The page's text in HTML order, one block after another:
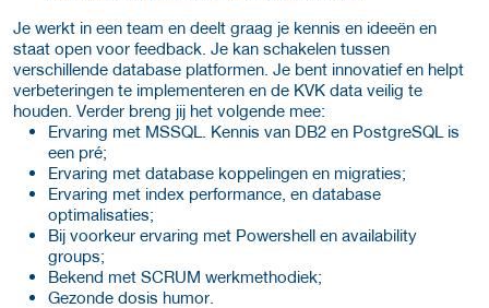
Je werkt in een team en deelt graag je kennis en ideeën en
staat open voor feedback. Je kan schakelen tussen
verschillende database platformen. Je bent innovatief en helpt
verbeteringen te implementeren en de KVK data veilig te
houden. Verder breng jij het volgende mee:
Ervaring met MSSQL. Kennis van DB2 en PostgreSQL is
een pré;
Ervaring met database koppelingen en migraties;
Ervaring met index performance, en database
optimalisaties;
Bij voorkeur ervaring met Powershell en availability
groups;
Bekend met SCRUM werkmethodiek;
Gezonde dosis humor.